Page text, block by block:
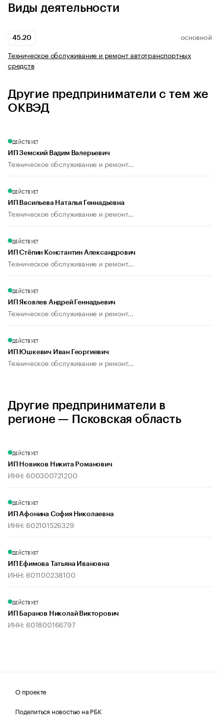
Виды деятельности
45.20 ОСНОВНОЙ
Техническое обслуживание и ремонт автотранспортных
средств
Другие предприниматели с тем же
ОКВЭД
ДЕЙСТВУЕТ
ИП Земский Вадим Валерьевич
Техническое обслуживание и ремонт...
ДЕЙСТВУЕТ
ИП Васильева Наталья Геннадьевна
Техническое обслуживание и ремонт...
ДЕЙСТВУЕТ
ИП Стёпин Константин Александрович
Техническое обслуживание и ремонт...
ДЕЙСТВУЕТ
ИП Яковлев Андрей Геннадьевич
Техническое обслуживание и ремонт...
ДЕЙСТВУЕТ
ИП Юшкевич Иван Георгиевич
Техническое обслуживание и ремонт...
Другие предприниматели в
регионе — Псковская область
ДЕЙСТВУЕТ
ИП Новиков Никита Романович
ИНН: 600300721200
ДЕЙСТВУЕТ
ИП Афонина София Николаевна
ИНН: 602101526329
ДЕЙСТВУЕТ
ИП Ефимова Татьяна Ивановна
ИНН: 601100238100
ДЕЙСТВУЕТ
ИП Баранов Николай Викторович
ИНН: 601800166797
О проекте
Поделиться новостью на РБК